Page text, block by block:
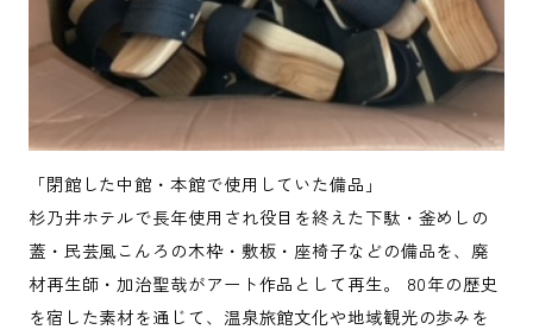
「閉館した中館・本館で使用していた備品」
杉乃井ホテルで長年使用され役目を終えた下駄・釜めしの
蓋・民芸風こんろの木枠・敷板・座椅子などの備品を、廃
材再生師・加治聖哉がアート作品として再生。 80年の歴史
を宿した素材を通じて、温泉旅館文化や地域観光の歩みを